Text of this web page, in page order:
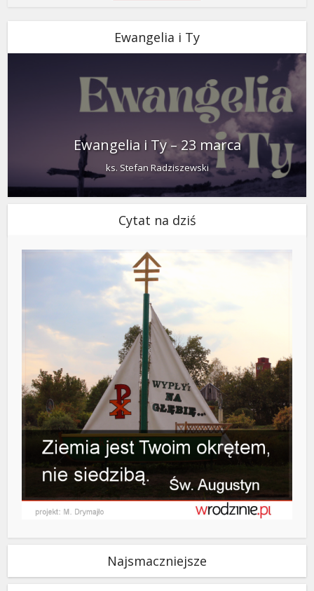
Ewangelia i Ty
Ewangelia i Ty – 23 marca
ks. Stefan Radziszewski
Cytat na dziś
Najsmaczniejsze